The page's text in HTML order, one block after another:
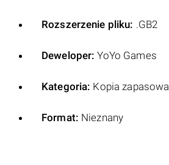
Rozszerzenie pliku: .GB2
Deweloper: YoYo Games
Kategoria: Kopia zapasowa
Format: Nieznany